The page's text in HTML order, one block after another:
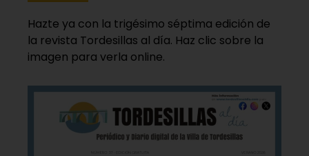
Hazte ya con la trigésimo séptima edición de
la revista Tordesillas al día. Haz clic sobre la
imagen para verla online.